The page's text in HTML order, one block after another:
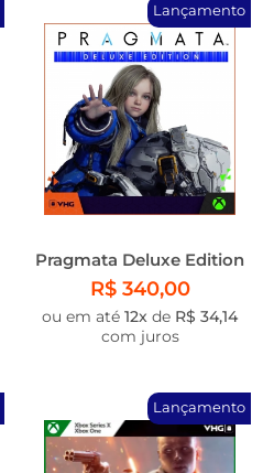
Lançamento
Pragmata Deluxe Edition
R$ 340,00
ou em até 12x de R$ 34,14
com juros
Lançamento